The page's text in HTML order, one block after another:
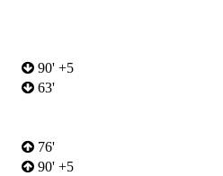
90' +5
63'
76'
90' +5